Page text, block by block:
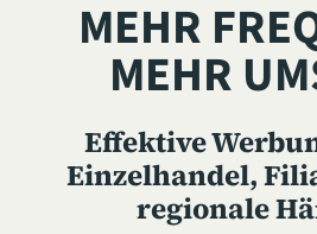
MEHR
MEHR
Effektive
Einzelhandel,
regionale